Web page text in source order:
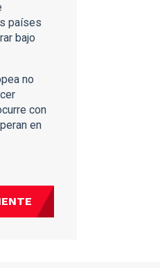
países
bajo
no
con
en